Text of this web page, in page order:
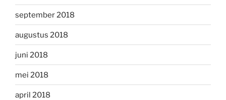
september 2018
augustus 2018
juni 2018
mei 2018
april 2018